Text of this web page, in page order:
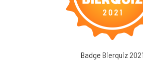
Badge Bierquiz 2021